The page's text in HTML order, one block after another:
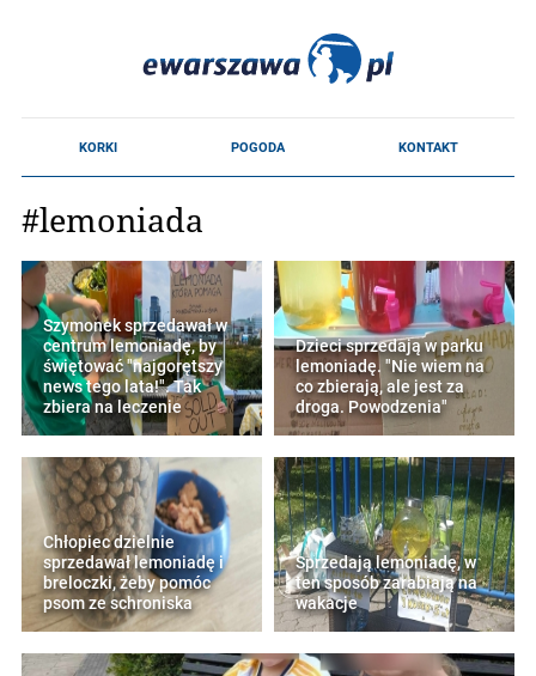
#lemoniada
Szymonek sprzedawał w
centrum lemoniadę, by
świętować "najgorętszy
news tego lata!". Tak
zbiera na leczenie
Dzieci sprzedają w parku
lemoniadę. "Nie wiem na
co zbierają, ale jest za
droga. Powodzenia"
Chłopiec dzielnie
sprzedawał lemoniadę i
breloczki, żeby pomóc
psom ze schroniska
Sprzedają lemoniadę, w
ten sposób zarabiają na
wakacje